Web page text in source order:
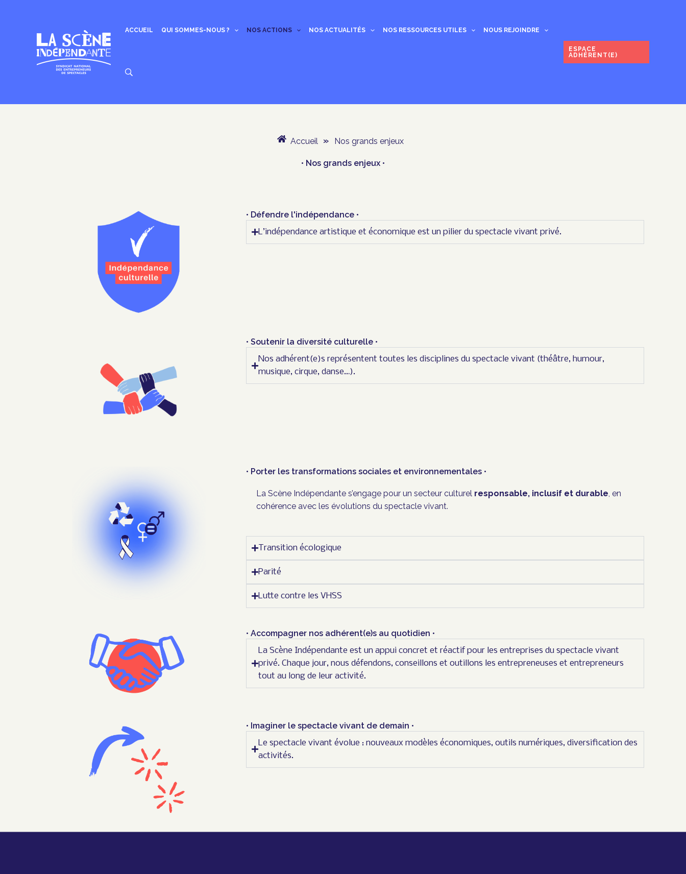
ACCUEIL QUI SOMMES-NOUS ? NOS ACTIONS NOS ACTUALITÉS NOS RESSOURCES UTILES NOUS REJOINDRE
ESPACE
ADHÉRENT(E)
Accueil » Nos grands enjeux
• Nos grands enjeux •
• Défendre l'indépendance •
L’indépendance artistique et économique est un pilier du spectacle vivant privé.
• Soutenir la diversité culturelle •
Nos adhérent(e)s représentent toutes les disciplines du spectacle vivant (théâtre, humour,
musique, cirque, danse…).
• Porter les transformations sociales et environnementales •
La Scène Indépendante s’engage pour un secteur culturel responsable, inclusif et durable, en
cohérence avec les évolutions du spectacle vivant.
Transition écologique
Parité
Lutte contre les VHSS
• Accompagner nos adhérent(e)s au quotidien •
La Scène Indépendante est un appui concret et réactif pour les entreprises du spectacle vivant
privé. Chaque jour, nous défendons, conseillons et outillons les entrepreneuses et entrepreneurs
tout au long de leur activité.
• Imaginer le spectacle vivant de demain •
Le spectacle vivant évolue : nouveaux modèles économiques, outils numériques, diversification des
activités.